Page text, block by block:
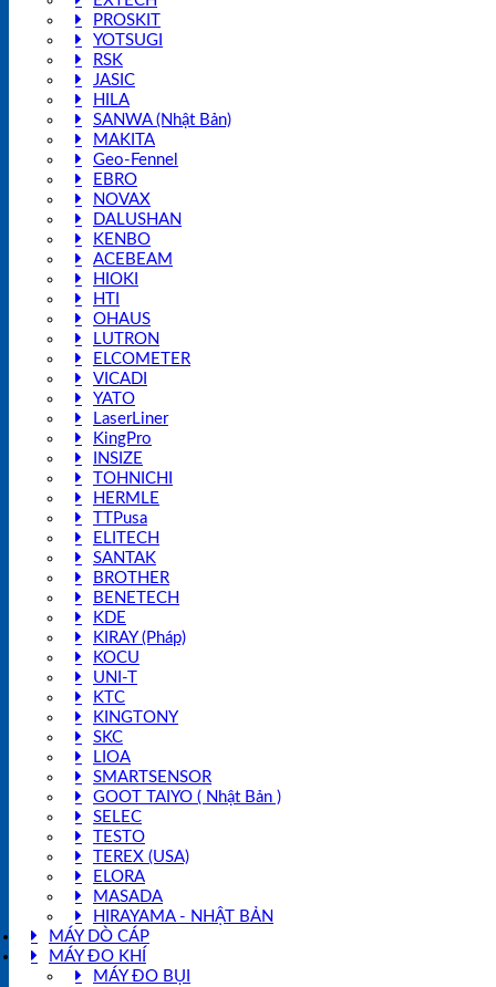
PROSKIT
YOTSUGI
RSK
JASIC
HILA
SANWA (Nhật Bản)
MAKITA
Geo-Fennel
EBRO
NOVAX
DALUSHAN
KENBO
ACEBEAM
HIOKI
HTI
OHAUS
LUTRON
ELCOMETER
VICADI
YATO
LaserLiner
KingPro
INSIZE
TOHNICHI
HERMLE
TTPusa
ELITECH
SANTAK
BROTHER
BENETECH
KDE
KIRAY (Pháp)
KOCU
UNI-T
KTC
KINGTONY
SKC
LIOA
SMARTSENSOR
GOOT TAIYO ( Nhật Bản )
SELEC
TESTO
TEREX (USA)
ELORA
MASADA
HIRAYAMA - NHẬT BẢN
MÁY DÒ CÁP
MÁY ĐO KHÍ
MÁY ĐO BỤI